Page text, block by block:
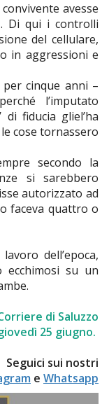
avesse
Di qui i controlli
del cellulare,
in aggressioni e
cinque anni –
l’imputato
fiducia gliel’ha
cose tornassero
secondo la
si sarebbero
autorizzato ad
faceva quattro o
dell’epoca,
ecchimosi su un
di Saluzzo
25 giugno.
Seguici sui nostri
e Whatsapp